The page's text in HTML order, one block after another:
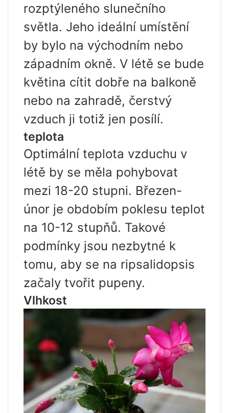
rozptýleného slunečního
světla. Jeho ideální umístění
by bylo na východním nebo
západním okně. V létě se bude
květina cítit dobře na balkoně
nebo na zahradě, čerstvý
vzduch ji totiž jen posílí.
teplota
Optimální teplota vzduchu v
létě by se měla pohybovat
mezi 18-20 stupni. Březen-
únor je obdobím poklesu teplot
na 10-12 stupňů. Takové
podmínky jsou nezbytné k
tomu, aby se na ripsalidopsis
začaly tvořit pupeny.
Vlhkost